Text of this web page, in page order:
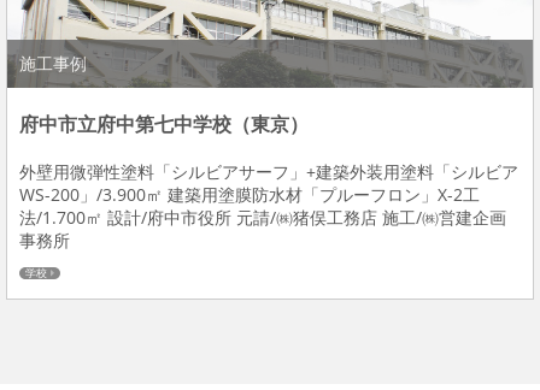
施工事例
府中市立府中第七中学校（東京）
外壁用微弾性塗料「シルビアサーフ」+建築外装用塗料「シルビア
WS-200」/3.900㎡ 建築用塗膜防水材「プルーフロン」X-2工
法/1.700㎡ 設計/府中市役所 元請/㈱猪俣工務店 施工/㈱営建企画
事務所
学校